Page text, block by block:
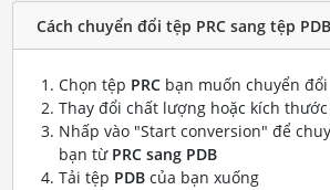
Cách chuyển đổi tệp PRC sang tệp
Chọn tệp PRCbạn muốn chuyển đổi
Thay đổi chất lượng hoặc kích
Nhấp vào "Start conversion" để
bạn từ PRC sang PDB
Tải tệp PDBcủa bạn xuống